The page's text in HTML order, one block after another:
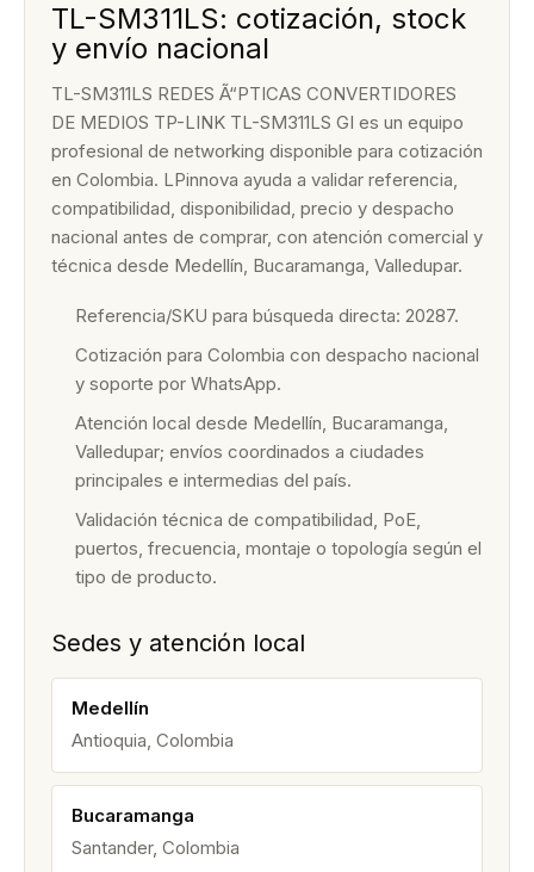
TL-SM311LS: cotización, stock
y envío nacional
TL-SM311LS REDES Ã“PTICAS CONVERTIDORES
DE MEDIOS TP-LINK TL-SM311LS GI es un equipo
profesional de networking disponible para cotización
en Colombia. LPinnova ayuda a validar referencia,
compatibilidad, disponibilidad, precio y despacho
nacional antes de comprar, con atención comercial y
técnica desde Medellín, Bucaramanga, Valledupar.
Referencia/SKU para búsqueda directa: 20287.
Cotización para Colombia con despacho nacional
y soporte por WhatsApp.
Atención local desde Medellín, Bucaramanga,
Valledupar; envíos coordinados a ciudades
principales e intermedias del país.
Validación técnica de compatibilidad, PoE,
puertos, frecuencia, montaje o topología según el
tipo de producto.
Sedes y atención local
Medellín
Antioquia, Colombia
Bucaramanga
Santander, Colombia